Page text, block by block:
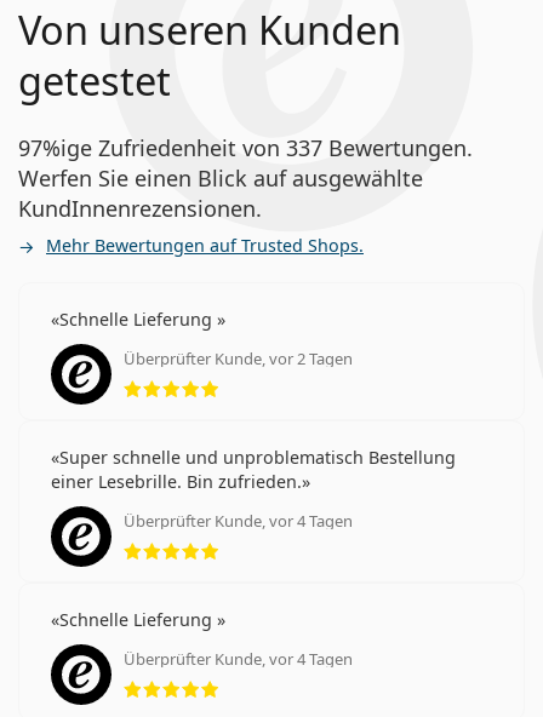
Von unseren Kunden
getestet
97%ige Zufriedenheit von 337 Bewertungen.
Werfen Sie einen Blick auf ausgewählte
KundInnenrezensionen.
Mehr Bewertungen auf Trusted Shops.
Schnelle Lieferung
Überprüfter Kunde, vor 2 Tagen
Bewertung 5 aus 5
Super schnelle und unproblematisch Bestellung
einer Lesebrille. Bin zufrieden.
Überprüfter Kunde, vor 4 Tagen
Bewertung 5 aus 5
Schnelle Lieferung
Überprüfter Kunde, vor 4 Tagen
Bewertung 5 aus 5